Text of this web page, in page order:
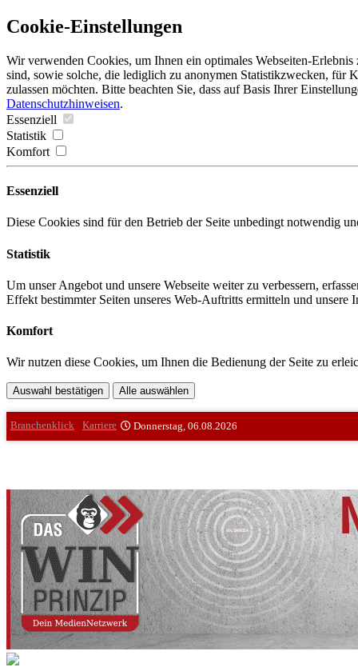
Cookie-Einstellungen
Wir verwenden Cookies, um Ihnen ein optimales Webseiten-
sind, sowie solche, die lediglich zu anonymen Statistikzwecken, für
zulassen möchten. Bitte beachten Sie, dass auf Basis Ihrer
Datenschutzhinweisen.
Essenziell
Statistik
Komfort
Essenziell
Diese Cookies sind für den Betrieb der Seite unbedingt notwendig
Statistik
Um unser Angebot und unsere Webseite weiter zu verbessern,
Effekt bestimmter Seiten unseres Web-Auftritts ermitteln und unsere
Komfort
Wir nutzen diese Cookies, um Ihnen die Bedienung der Seite zu
Auswahl bestätigen Alle auswählen
Branchenklick Karriere Donnerstag, 06.08.2026